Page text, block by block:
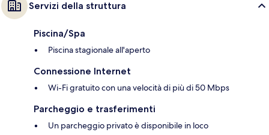
Servizi della struttura
Piscina/Spa
Piscina stagionale all'aperto
Connessione Internet
Wi-Fi gratuito con una velocità di più di 50 Mbps
Parcheggio e trasferimenti
Un parcheggio privato è disponibile in loco